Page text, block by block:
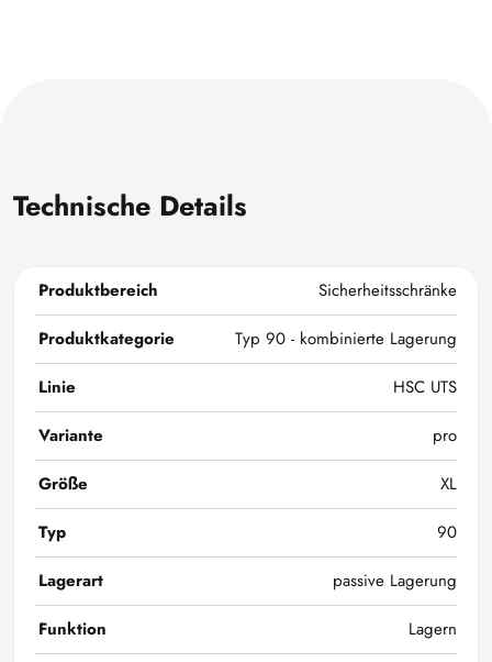
Technische Details
Produktbereich
Sicherheitsschränke
Produktkategorie
Typ 90 - kombinierte Lagerung
Linie
HSC UTS
Variante
pro
Größe
XL
Typ
90
Lagerart
passive Lagerung
Funktion
Lagern